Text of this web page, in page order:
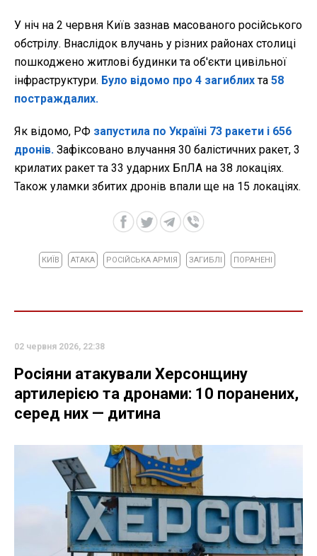
У ніч на 2 червня Київ зазнав масованого російського
обстрілу. Внаслідок влучань у різних районах столиці
пошкоджено житлові будинки та об'єкти цивільної
інфраструктури. Було відомо про 4 загиблихта 58
постраждалих.
Як відомо, РФ запустила по Україні 73 ракети і 656
дронів. Зафіксовано влучання 30 балістичних ракет, 3
крилатих ракет та 33 ударних БпЛА на 38 локаціях.
Також уламки збитих дронів впали ще на 15 локаціях.
КИЇВ АТАКА РОСІЙСЬКА АРМІЯ ЗАГИБЛІ ПОРАНЕНІ
02 червня 2026, 22:38
Росіяни атакували Херсонщину
артилерією та дронами: 10 поранених,
серед них — дитина